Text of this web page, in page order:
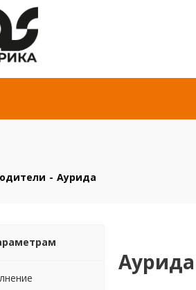
- Аурида
Аурида